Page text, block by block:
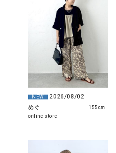
NEW
2026/08/02
めぐ
online store
155cm